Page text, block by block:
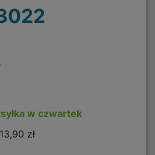
w czwartek
13,90 zł